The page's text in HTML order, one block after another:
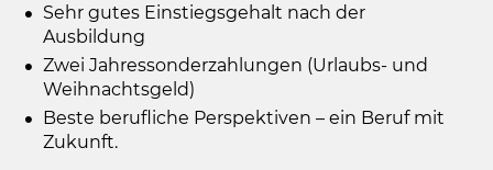
Sehr gutes Einstiegsgehalt nach der
Ausbildung
Zwei Jahressonderzahlungen (Urlaubs- und
Weihnachtsgeld)
Beste berufliche Perspektiven – ein Beruf mit
Zukunft.